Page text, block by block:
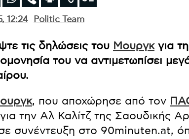
12:24 Politic Team
τις δηλώσεις του Μουργκγια
του να αντιμετωπίσει
, που αποχώρησε από τον
την Αλ Καλίτζ της Σαουδικής
συνέντευξη στο 90minuten.at,